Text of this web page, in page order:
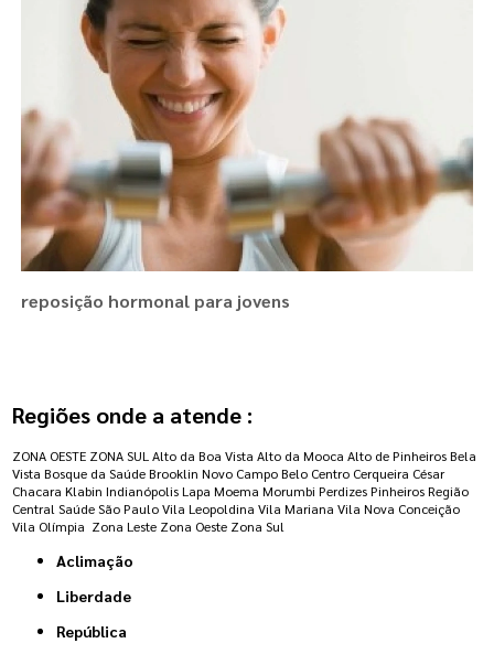
reposição hormonal para jovens
Regiões onde a atende :
ZONA OESTE ZONA SUL Alto da Boa Vista Alto da Mooca Alto de Pinheiros Bela
Vista Bosque da Saúde Brooklin Novo Campo Belo Centro Cerqueira César
Chacara Klabin Indianópolis Lapa Moema Morumbi Perdizes Pinheiros Região
Central Saúde São Paulo Vila Leopoldina Vila Mariana Vila Nova Conceição
Vila Olímpia Zona Leste Zona Oeste Zona Sul
Aclimação
Liberdade
República